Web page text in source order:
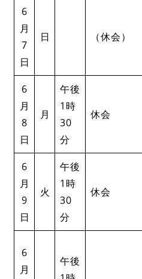
6
月
7
日
日 （休会）
6
月
8
日
月
午後
1時
30
分
休会
6
月
9
日
火
午後
1時
30
分
休会
6
月
午後